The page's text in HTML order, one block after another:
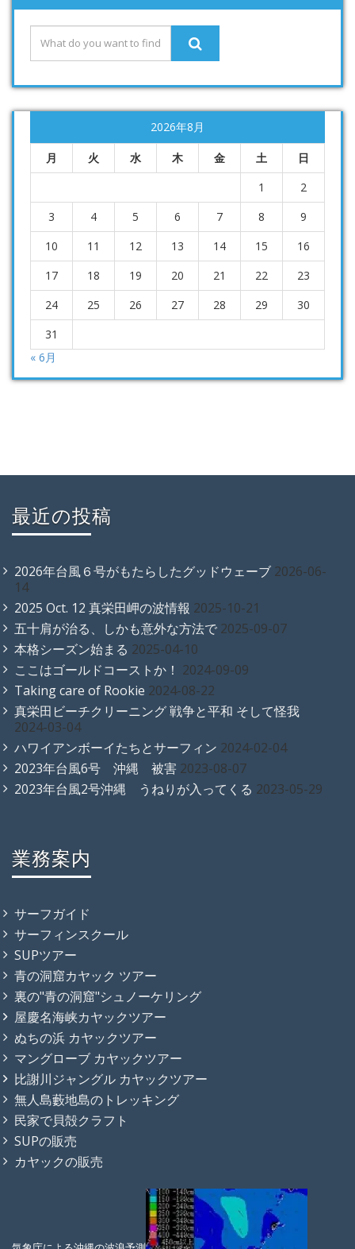
2026年8月
月 火 水 木 金 土
日
1
2
3
4 5 6 7 8
9
10
11 12 13 14 15
16
17
18 19 20 21 22
23
24
25 26 27 28 29
30
31
« 6月
最近の投稿
2026年台風６号がもたらしたグッドウェーブ 2026-06-
14
2025 Oct. 12 真栄田岬の波情報 2025-10-21
五十肩が治る、しかも意外な方法で 2025-09-07
本格シーズン始まる 2025-04-10
ここはゴールドコーストか！ 2024-09-09
Taking care of Rookie 2024-08-22
真栄田ビーチクリーニング 戦争と平和 そして怪我
2024-03-04
ハワイアンボーイたちとサーフィン 2024-02-04
2023年台風6号 沖縄 被害 2023-08-07
2023年台風2号沖縄 うねりが入ってくる 2023-05-29
業務案内
サーフガイド
サーフィンスクール
SUPツアー
青の洞窟カヤック ツアー
裏の"青の洞窟"シュノーケリング
屋慶名海峡カヤックツアー
ぬちの浜 カヤックツアー
マングローブ カヤックツアー
比謝川ジャングル カヤックツアー
無人島藪地島のトレッキング
民家で貝殻クラフト
SUPの販売
カヤックの販売